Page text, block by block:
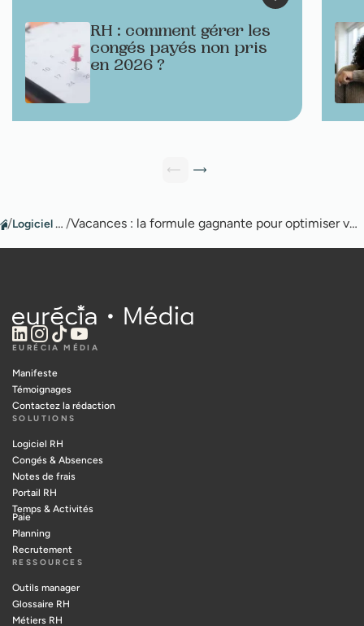
RH : comment gérer les
congés payés non pris
en 2026 ?
/ Logiciel congés / Vacances : la formule gagnante pour optimiser vos jours de congés en 2024 !
EURÉCIA MÉDIA
Manifeste
Témoignages
Contactez la rédaction
SOLUTIONS
Logiciel RH
Congés & Absences
Notes de frais
Portail RH
Temps & Activités
Paie
Planning
Recrutement
RESSOURCES
Outils manager
Glossaire RH
Métiers RH